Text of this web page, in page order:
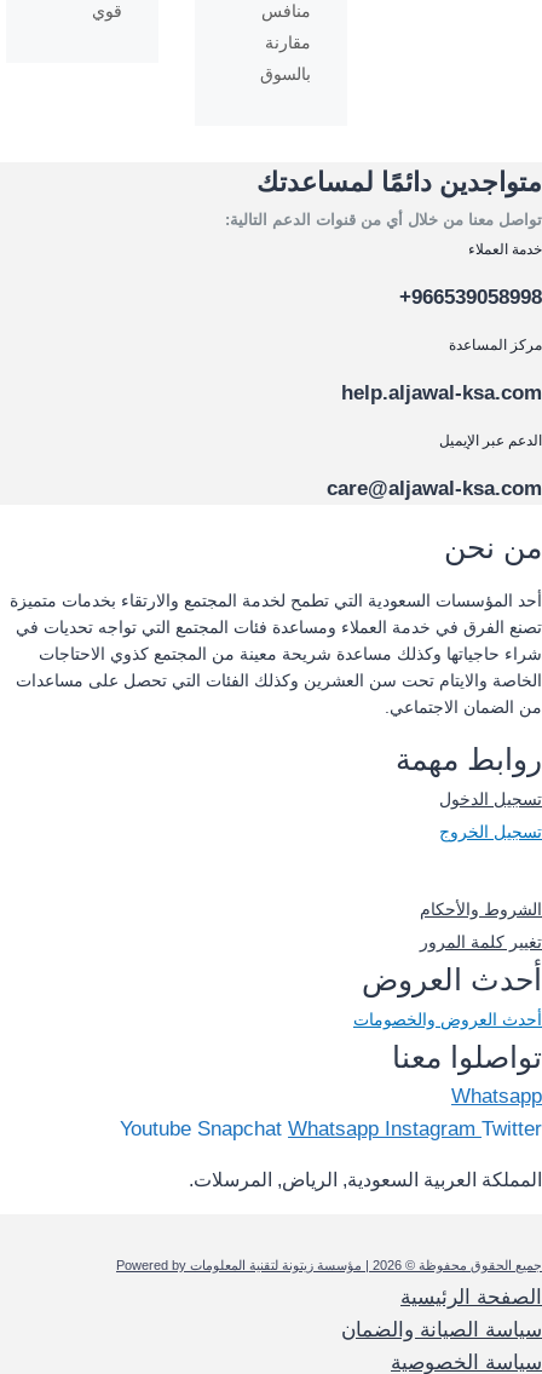
منافس
مقارنة
بالسوق
قوي
متواجدين دائمًا لمساعدتك
تواصل معنا من خلال أي من قنوات الدعم التالية:
خدمة العملاء
966539058998+
مركز المساعدة
help.aljawal-ksa.com
الدعم عبر الإيميل
care@aljawal-ksa.com
من نحن
أحد المؤسسات السعودية التي تطمح لخدمة المجتمع والارتقاء بخدمات متميزة
تصنع الفرق في خدمة العملاء ومساعدة فئات المجتمع التي تواجه تحديات في
شراء حاجياتها وكذلك مساعدة شريحة معينة من المجتمع كذوي الاحتاجات
الخاصة والايتام تحت سن العشرين وكذلك الفئات التي تحصل على مساعدات
من الضمان الاجتماعي.
روابط مهمة
تسجيل الدخول
تسجيل الخروج
الشروط والأحكام
تغيير كلمة المرور
أحدث العروض
أحدث العروض والخصومات
تواصلوا معنا
Whatsapp
Youtube Snapchat Whatsapp Instagram Twitter
المملكة العربية السعودية, الرياض, المرسلات.
جميع الحقوق محفوظة © 2026 | مؤسسة زيتونة لتقنية المعلومات Powered by
الصفحة الرئيسية
سياسة الصيانة والضمان
سياسة الخصوصية